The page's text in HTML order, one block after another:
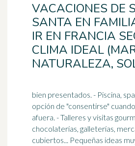
VACACIONES DE
SANTA EN
IR EN FRANCIA
CLIMA IDEAL
NATURALEZA,
bien presentados. - Piscina,
opción de "consentirse"
afuera. - Talleres y visitas
chocolaterías, galleterías,
cubiertos... Pequeñas ideas